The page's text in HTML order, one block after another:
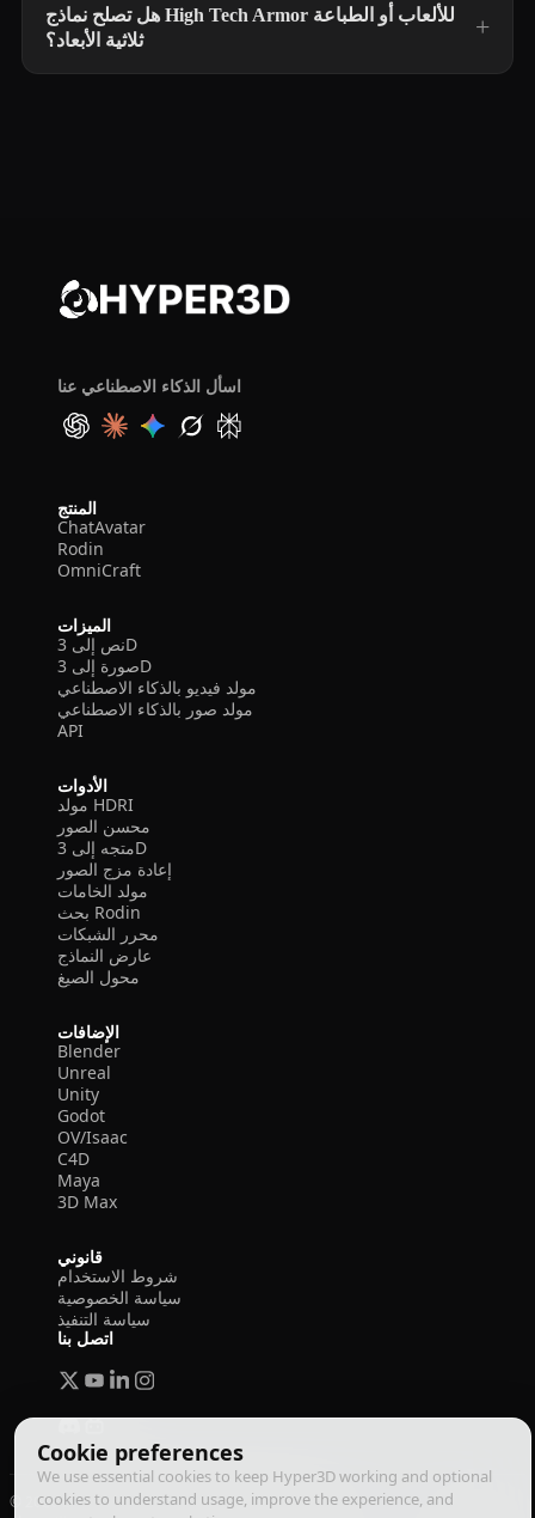
Cookie preferences
We use essential cookies to keep Hyper3D working and optional
cookies to understand usage, improve the experience, and
هل تصلح نماذج High Tech Armor للألعاب أو الطباعة
ثلاثية الأبعاد؟
اسأل الذكاء الاصطناعي عنا
المنتج
ChatAvatar
Rodin
OmniCraft
الميزات
نص إلى 3D
صورة إلى 3D
مولد فيديو بالذكاء الاصطناعي
مولد صور بالذكاء الاصطناعي
API
الأدوات
مولد HDRI
محسن الصور
متجه إلى 3D
إعادة مزج الصور
مولد الخامات
بحث Rodin
محرر الشبكات
عارض النماذج
محول الصيغ
الإضافات
Blender
Unreal
Unity
Godot
OV/Isaac
C4D
Maya
3D Max
قانوني
شروط الاستخدام
سياسة الخصوصية
سياسة التنفيذ
اتصل بنا
© 2026 Deemos Corporation. جميع الحقوق محفوظة